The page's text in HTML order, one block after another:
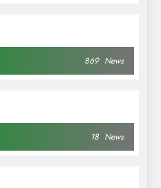
869 News
18 News